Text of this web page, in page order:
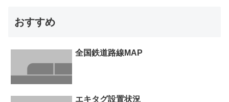
おすすめ
全国鉄道路線MAP
エキタグ設置状況